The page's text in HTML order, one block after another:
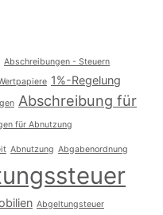
Abschreibungen - Steuern
1%-Regelung
Abschreibung für
für Abnutzung
Abnutzung Abgabenordnung
Abgeltungsteuer